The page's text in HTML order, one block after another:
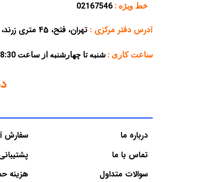
خط ویژه : 02167546
آدرس دفتر مرکزی : تهران، فتح، 45 متری زرند، مجتمع تجاری پارسه، پلاک 38
ساعت کاری : شنبه تا چهارشنبه از ساعت 8:30 تا 16:30 – پنجشنبه از ساعت 8:30 تا 12:30
درباره ما
تماس با ما
سوالات متداول
سفارش
هزینه